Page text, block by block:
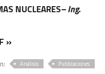
NUCLEARES– Ing.
»
Análisis Publicaciones